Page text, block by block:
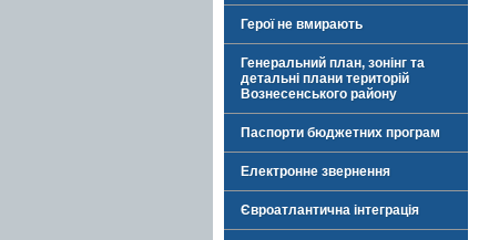
Герої не вмирають
Генеральний план, зонінг та
детальні плани територій
Вознесенського району
Паспорти бюджетних програм
Електронне звернення
Євроатлантична інтеграція